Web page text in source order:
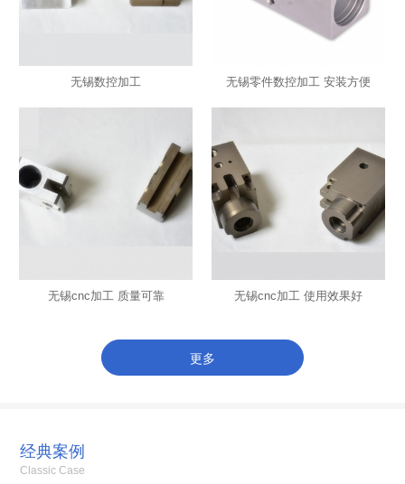
无锡数控加工 无锡零件数控加工 安装方便
无锡cnc加工 质量可靠 无锡cnc加工 使用效果好
更多
经典案例
Classic Case